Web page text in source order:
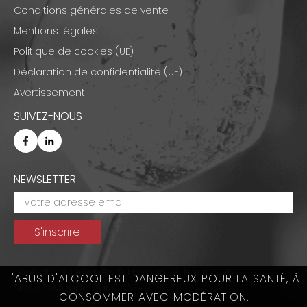
L'ABUS D'ALCOOL EST DANGEREUX POUR LA SANTÉ, À
CONSOMMER AVEC MODÉRATION.
Conditions générales de vente
Mentions légales
Politique de cookies (UE)
Déclaration de confidentialité (UE)
Avertissement
SUIVEZ-NOUS
NEWSLETTER
Tous droits réservés © Emmanuel Nasti 2026